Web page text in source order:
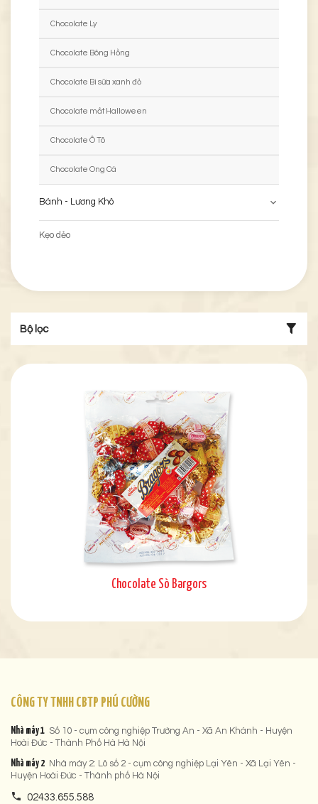
Chocolate Ly
Chocolate Bông Hồng
Chocolate Bi sữa xanh đỏ
Chocolate mắt Halloween
Chocolate Ô Tô
Chocolate Ong Cá
Bánh - Lương Khô
Kẹo dẻo
Bộ lọc
Chocolate Sò Bargors
CÔNG TY TNHH CBTP PHÚ CƯỜNG
Nhà máy 1 Số 10 - cụm công nghiệp Trường An - Xã An Khánh - Huyện
Hoài Đức - Thành Phố Hà Hà Nội
Nhà máy 2 Nhà máy 2: Lô số 2 - cụm công nghiệp Lại Yên - Xã Lại Yên -
Huyện Hoài Đức - Thành phố Hà Nội
02433.655.588